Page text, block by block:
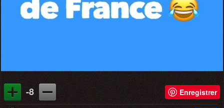
-8 Enregistrer